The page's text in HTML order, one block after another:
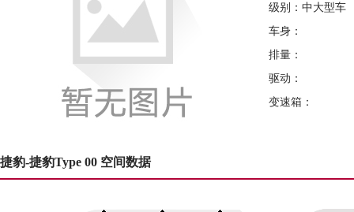
级别：中大型车
车身：
排量：
驱动：
变速箱：
捷豹-捷豹Type 00 空间数据